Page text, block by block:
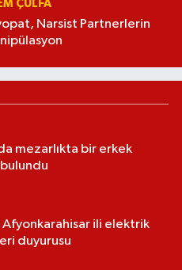
ÇULFA
Narsist Partnerlerin
mezarlıkta bir erkek
Afyonkarahisar ili elektrik
duyurusu